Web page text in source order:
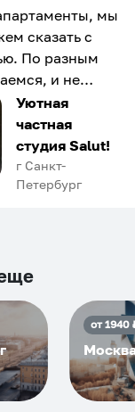
мы
сказать с
По разным
и не
Сервис на
Хозяин
доброй души
можно
подскажет
Уютная
частная
студия Salut!
г Санкт-
Петербург
от1940